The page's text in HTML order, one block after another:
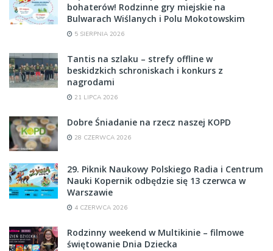
bohaterów! Rodzinne gry miejskie na
Bulwarach Wiślanych i Polu Mokotowskim
5 SIERPNIA 2026
Tantis na szlaku – strefy offline w
beskidzkich schroniskach i konkurs z
nagrodami
21 LIPCA 2026
Dobre Śniadanie na rzecz naszej KOPD
28 CZERWCA 2026
29. Piknik Naukowy Polskiego Radia i Centrum
Nauki Kopernik odbędzie się 13 czerwca w
Warszawie
4 CZERWCA 2026
Rodzinny weekend w Multikinie – filmowe
świętowanie Dnia Dziecka